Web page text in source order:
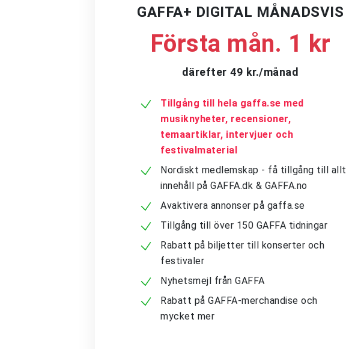
GAFFA+ DIGITAL MÅNADSVIS
Första mån. 1 kr
därefter 49 kr./månad
Tillgång till hela gaffa.se med
musiknyheter, recensioner,
temaartiklar, intervjuer och
festivalmaterial
Nordiskt medlemskap - få tillgång till allt
innehåll på GAFFA.dk & GAFFA.no
Avaktivera annonser på gaffa.se
Tillgång till över 150 GAFFA tidningar
Rabatt på biljetter till konserter och
festivaler
Nyhetsmejl från GAFFA
Rabatt på GAFFA-merchandise och
mycket mer